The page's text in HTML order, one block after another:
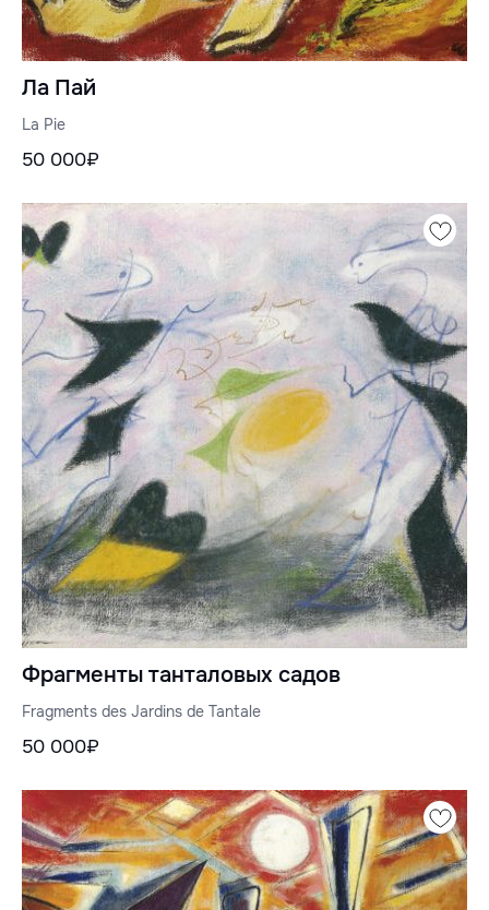
Ла Пай
La Pie
50 000₽
Фрагменты танталовых садов
Fragments des Jardins de Tantale
50 000₽